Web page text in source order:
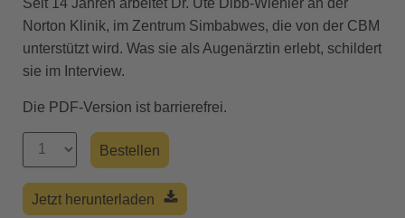
Norton Klinik, im Zentrum Simbabwes, die von der CBM
unterstützt wird. Was sie als Augenärztin erlebt, schildert
sie im Interview.
Die PDF-Version ist barrierefrei.
Jetzt herunterladen